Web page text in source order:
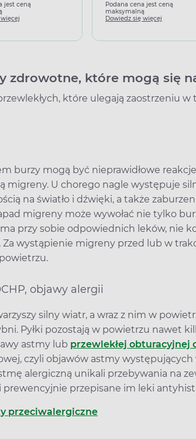
jest ceną
Podana cena jest ceną
maksymalną
Dowiedz się więcej
zdrowotne, które mogą się
które ulegają zaostrzeniu w
burzy mogą być nieprawidłowe
migreny. U chorego nagle występuje
na światło i dźwięki, a także
migreny może wywołać nie tylko
przy sobie odpowiednich leków, nie
Za wystąpienie migreny przed lub w
objawy alergii
silny wiatr, a wraz z nim w
Pyłki pozostają w powietrzu nawet
astmy lub przewlekłej obturacyjnej
czyli objawów astmy występujących
alergiczną unikali przebywania na
prewencyjnie przepisane im leki
przeciwalergiczne